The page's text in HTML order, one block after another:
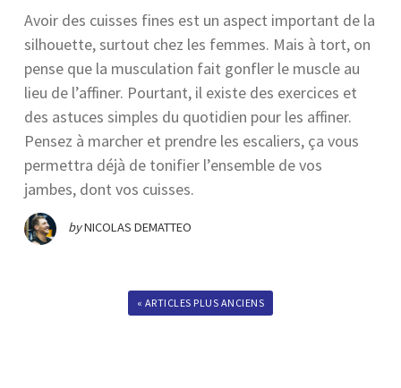
Avoir des cuisses fines est un aspect important de la
silhouette, surtout chez les femmes. Mais à tort, on
pense que la musculation fait gonfler le muscle au
lieu de l’affiner. Pourtant, il existe des exercices et
des astuces simples du quotidien pour les affiner.
Pensez à marcher et prendre les escaliers, ça vous
permettra déjà de tonifier l’ensemble de vos
jambes, dont vos cuisses.
byNICOLAS DEMATTEO
« ARTICLES PLUS ANCIENS